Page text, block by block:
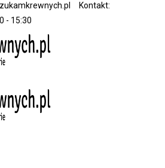
Kontakt:
- 15:30